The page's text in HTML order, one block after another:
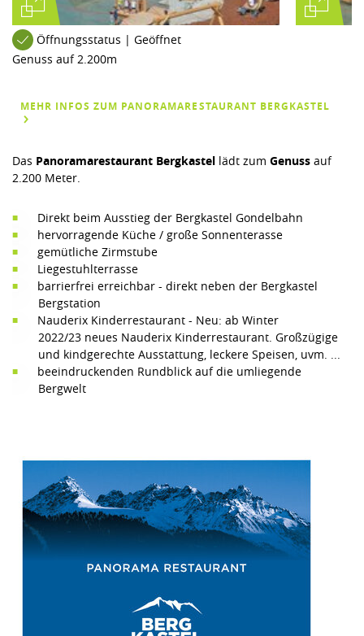
Öffnungsstatus | Geöffnet
Genuss auf 2.200m
MEHR INFOS ZUM PANORAMARESTAURANT BERGKASTEL
Das Panoramarestaurant Bergkastel lädt zum Genuss auf
2.200 Meter.
Direkt beim Ausstieg der Bergkastel Gondelbahn
hervorragende Küche / große Sonnenterasse
gemütliche Zirmstube
Liegestuhlterrasse
barrierfrei erreichbar - direkt neben der Bergkastel
Bergstation
Nauderix Kinderrestaurant - Neu: ab Winter
2022/23 neues Nauderix Kinderrestaurant. Großzügige
und kindgerechte Ausstattung, leckere Speisen, uvm. ...
beeindruckenden Rundblick auf die umliegende
Bergwelt